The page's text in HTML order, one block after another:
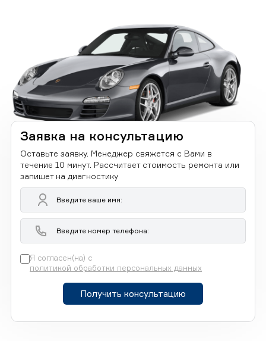
Заявка на консультацию
Оставьте заявку. Менеджер свяжется с Вами в
течение 10 минут. Рассчитает стоимость ремонта или
запишет на диагностику
Я согласен(на) с
политикой обработки персональных данных
Получить консультацию